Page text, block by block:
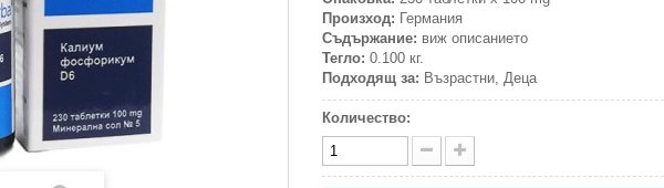
Произход: Германия
Съдържание: виж описанието
Тегло: 0.100 кг.
Подходящ за: Възрастни, Деца
Количество: